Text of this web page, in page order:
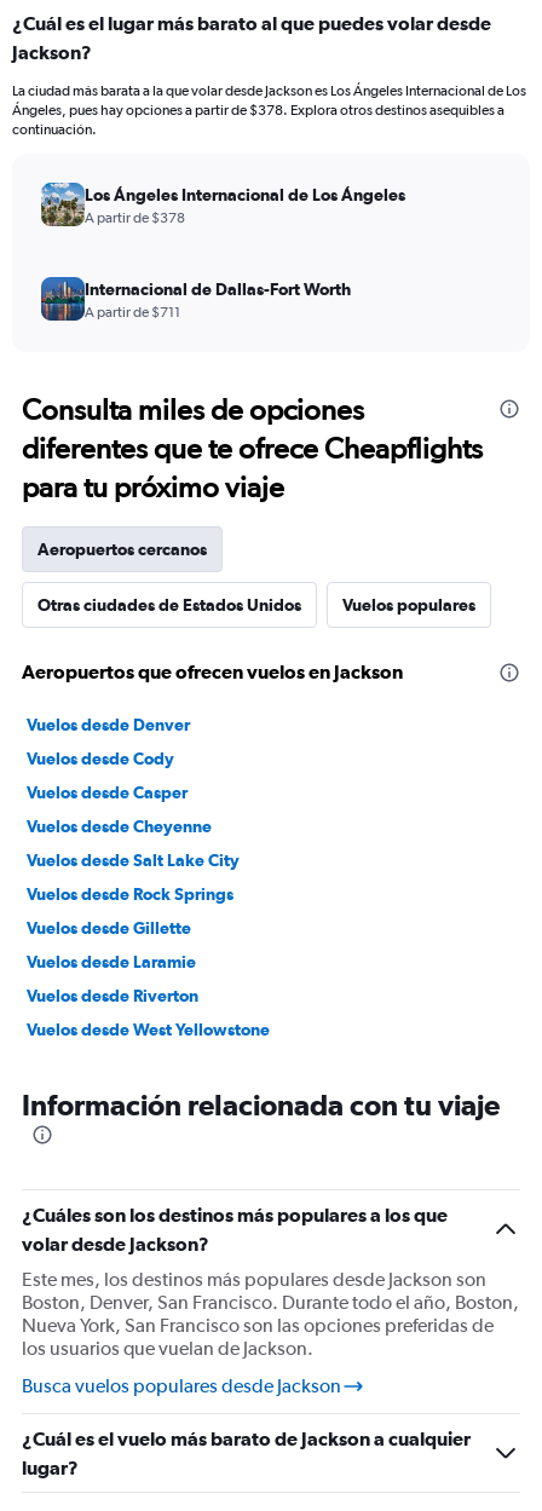
¿Cuál es el lugar más barato al que puedes volar desde
Jackson?
La ciudad más barata a la que volar desde Jackson es Los Ángeles Internacional de Los
Ángeles, pues hay opciones a partir de $378. Explora otros destinos asequibles a
continuación.
Los Ángeles Internacional de Los Ángeles
A partir de $378
Internacional de Dallas-Fort Worth
A partir de $711
Consulta miles de opciones
diferentes que te ofrece Cheapflights
para tu próximo viaje
Aeropuertos cercanos
Otras ciudades de Estados Unidos Vuelos populares
Aeropuertos que ofrecen vuelos en Jackson
Vuelos desde Denver
Vuelos desde Cody
Vuelos desde Casper
Vuelos desde Cheyenne
Vuelos desde Salt Lake City
Vuelos desde Rock Springs
Vuelos desde Gillette
Vuelos desde Laramie
Vuelos desde Riverton
Vuelos desde West Yellowstone
Información relacionada con tu viaje
¿Cuáles son los destinos más populares a los que
volar desde Jackson?
Este mes, los destinos más populares desde Jackson son
Boston, Denver, San Francisco. Durante todo el año, Boston,
Nueva York, San Francisco son las opciones preferidas de
los usuarios que vuelan de Jackson.
Busca vuelos populares desde Jackson
¿Cuál es el vuelo más barato de Jackson a cualquier
lugar?